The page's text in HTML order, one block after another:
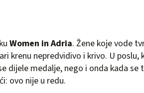
Women in Adria. Žene koje vode
krenu nepredvidivo i krivo. U poslu,
dijele medalje, nego i onda kada se
ovo nije u redu.